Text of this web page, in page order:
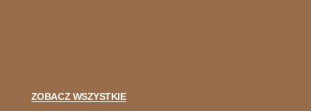
ZOBACZ WSZYSTKIE